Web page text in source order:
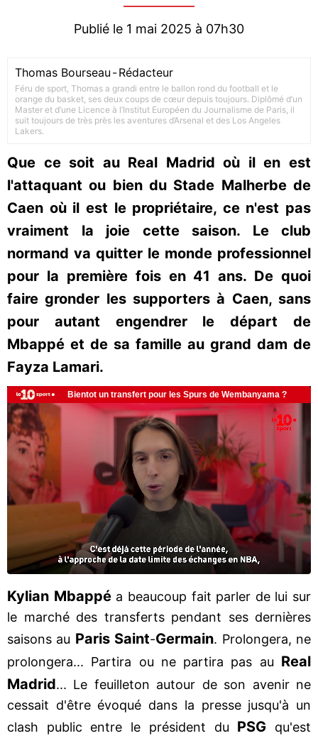
Publié le 1 mai 2025 à 07h30
Thomas Bourseau -Rédacteur
Féru de sport, Thomas a grandi entre le ballon rond du football et le
orange du basket, ses deux coups de cœur depuis toujours. Diplômé d’un
Master et d’une Licence à l’Institut Européen du Journalisme de Paris, il
suit toujours de très près les aventures d’Arsenal et des Los Angeles
Lakers.
Que ce soit au Real Madrid où il en est
l'attaquant ou bien du Stade Malherbe de
Caen où il est le propriétaire, ce n'est pas
vraiment la joie cette saison. Le club
normand va quitter le monde professionnel
pour la première fois en 41 ans. De quoi
faire gronder les supporters à Caen, sans
pour autant engendrer le départ de
Mbappé et de sa famille au grand dam de
Fayza Lamari.
Kylian Mbappé a beaucoup fait parler de lui sur
le marché des transferts pendant ses dernières
saisons au Paris Saint-Germain. Prolongera, ne
prolongera... Partira ou ne partira pas au Real
Madrid... Le feuilleton autour de son avenir ne
cessait d'être évoqué dans la presse jusqu'à un
clash public entre le président du PSG qu'est